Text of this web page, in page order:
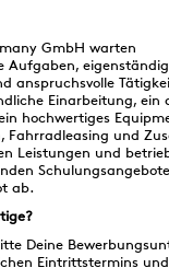
GmbH warten
Aufgaben,
anspruchsvolle
Einarbeitung, ein
hochwertiges
Fahrradleasing und
Leistungen und
ab.
Deine
Eintrittstermins